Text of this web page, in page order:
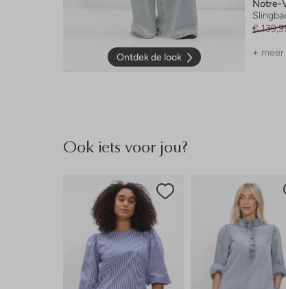
Ontdek de look
Notre-
€
+ meer
Ook iets voor jou?